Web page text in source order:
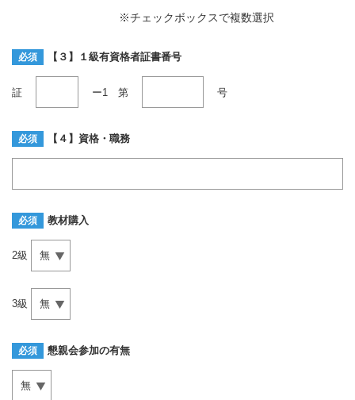
※チェックボックスで複数選択
必須 【３】１級有資格者証書番号
証 ー1 第 号
必須 【４】資格・職務
必須 教材購入
2級
3級
必須 懇親会参加の有無